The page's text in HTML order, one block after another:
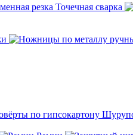
резка Точечная сварка